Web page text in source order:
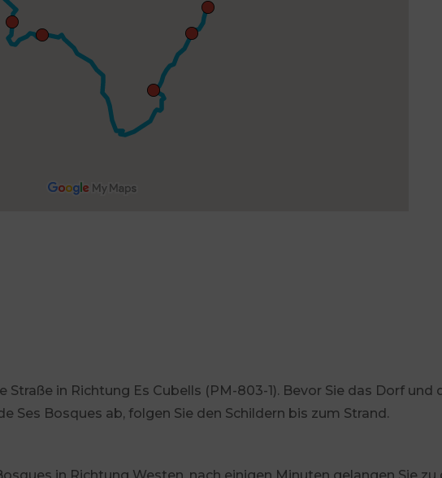
Straße in Richtung Es Cubells (PM-803-1). Bevor Sie das Dorf und
Ses Bosques ab, folgen Sie den Schildern bis zum Strand.